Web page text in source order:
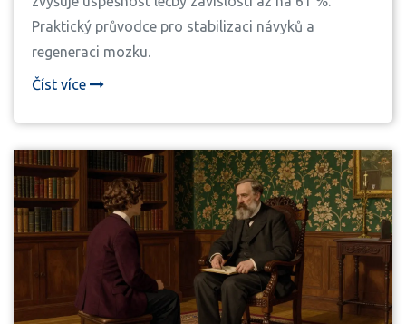
Praktický průvodce pro stabilizaci návyků a
regeneraci mozku.
Číst více